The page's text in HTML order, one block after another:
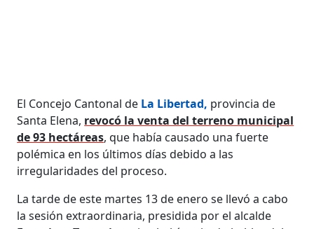
El Concejo Cantonal de La Libertad, provincia de
Santa Elena, revocó la venta del terreno municipal
de 93 hectáreas, que había causado una fuerte
polémica en los últimos días debido a las
irregularidades del proceso.
La tarde de este martes 13 de enero se llevó a cabo
la sesión extraordinaria, presidida por el alcalde